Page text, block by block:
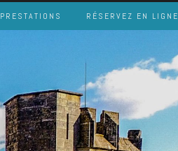
PRESTATIONS RÉSERVEZ EN LIGNE